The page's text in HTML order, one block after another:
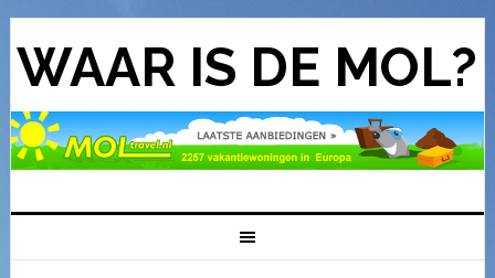
WAAR IS DE MOL?